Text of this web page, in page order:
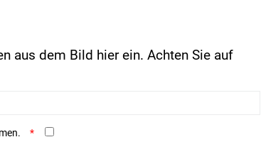
aus dem Bild hier ein. Achten Sie auf